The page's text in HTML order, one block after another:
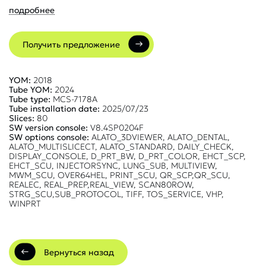
подробнее
Получить предложение
YOM: 2018
Tube YOM: 2024
Tube type: MCS-7178A
Tube installation date: 2025/07/23
Slices: 80
SW version console: V8.4SP0204F
SW options console: ALATO_3DVIEWER, ALATO_DENTAL,
ALATO_MULTISLICECT, ALATO_STANDARD, DAILY_CHECK,
DISPLAY_CONSOLE, D_PRT_BW, D_PRT_COLOR, EHCT_SCP,
EHCT_SCU, INJECTORSYNC, LUNG_SUB, MULTIVIEW,
MWM_SCU, OVER64HEL, PRINT_SCU, QR_SCP,QR_SCU,
REALEC, REAL_PREP,REAL_VIEW, SCAN80ROW,
STRG_SCU,SUB_PROTOCOL, TIFF, TOS_SERVICE, VHP,
WINPRT
Вернуться назад